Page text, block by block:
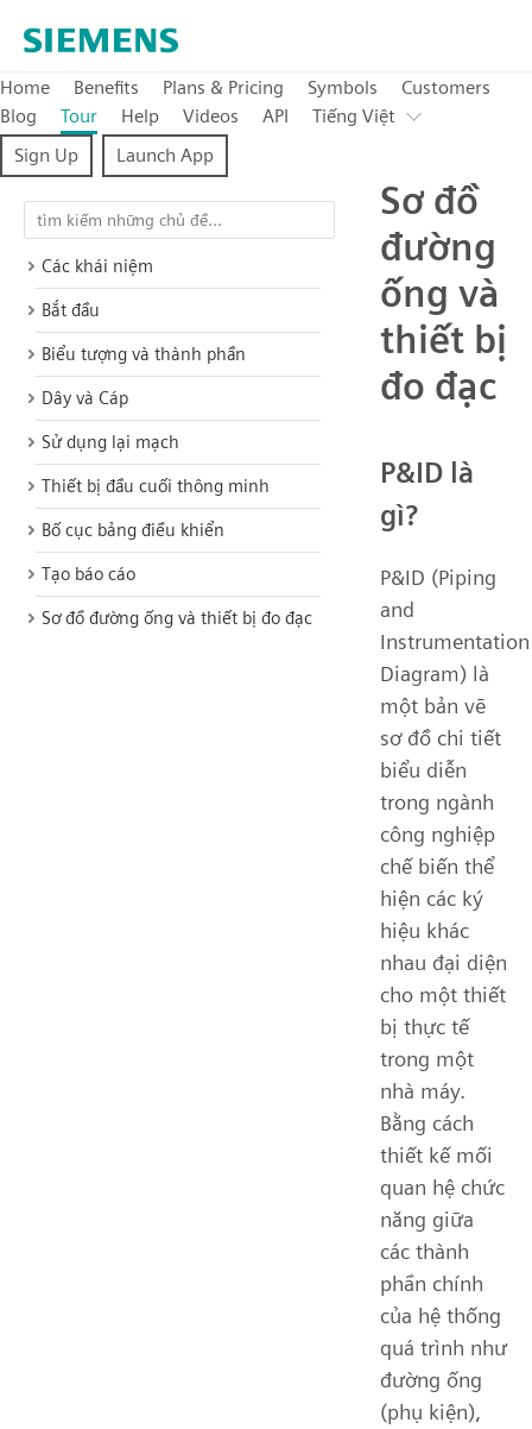
Home Benefits Plans & Pricing Symbols
Customers
Blog
Tour Help Videos API
Tiếng Việt
Sign Up
Launch App
Các khái niệm
Bắt đầu
Biểu tượng và thành phần
Dây và Cáp
Sử dụng lại mạch
Thiết bị đầu cuối thông minh
Bố cục bảng điều khiển
Tạo báo cáo
Sơ đồ đường ống và thiết bị đo đạc
Sơ đồ
đường
ống và
thiết bị
đo đạc
P&ID là
gì?
P&ID (Piping
and
Instrumentation
Diagram) là
một bản vẽ
sơ đồ chi tiết
biểu diễn
trong ngành
công nghiệp
chế biến thể
hiện các ký
hiệu khác
nhau đại diện
cho một thiết
bị thực tế
trong một
nhà máy.
Bằng cách
thiết kế mối
quan hệ chức
năng giữa
các thành
phần chính
của hệ thống
quá trình như
đường ống
(phụ kiện),